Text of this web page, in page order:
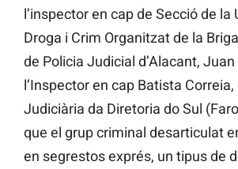
l’inspector en cap de Secció de la
Droga i Crim Organitzat de la
de Policia Judicial d’Alacant,
l’Inspector en cap Batista Correia,
Judiciària da Diretoria do Sul
que el grup criminal desarticulat
en segrestos exprés, un tipus de